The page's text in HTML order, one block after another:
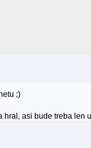
;)
asi bude treba len